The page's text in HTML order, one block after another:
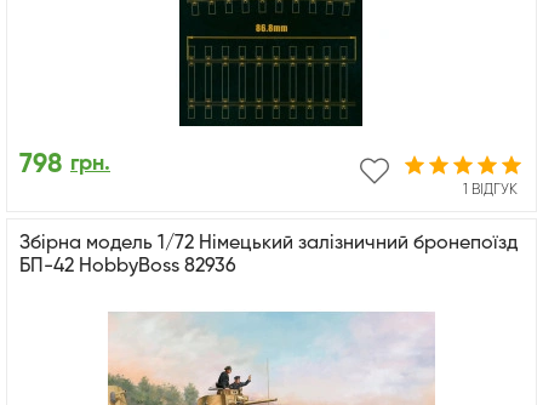
1 ВІДГУК
798 грн.
Збірна модель 1/72 Німецький залізничний бронепоїзд
БП-42 HobbyBoss 82936